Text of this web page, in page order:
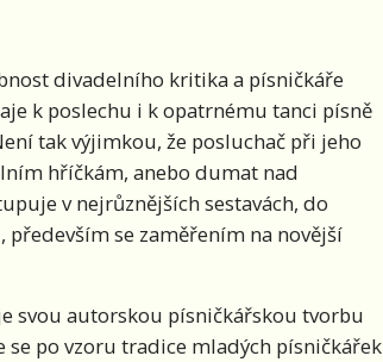
divadelního kritika a písničkáře
k poslechu i k opatrnému tanci písně
tak výjimkou, že posluchač při jeho
hříčkám, anebo dumat nad
v nejrůznějších sestavách, do
se zaměřením na novější
svou autorskou písničkářskou tvorbu
se po vzoru tradice mladých písničkářek